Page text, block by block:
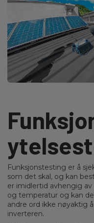
Funksjonstesting er å
som det skal, og kan
er imidlertid avhengig
og temperatur og kan
andre ord ikke nøyaktig
inverteren.